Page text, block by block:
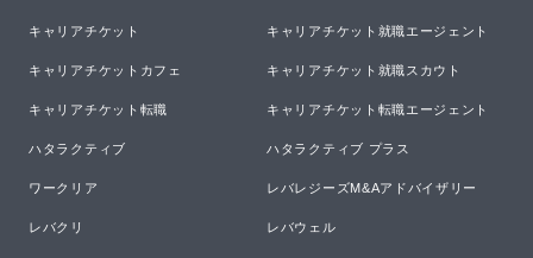
キャリアチケット キャリアチケット就職エージェント
キャリアチケットカフェ キャリアチケット就職スカウト
キャリアチケット転職 キャリアチケット転職エージェント
ハタラクティブ ハタラクティブ プラス
ワークリア レバレジーズM&Aアドバイザリー
レバクリ レバウェル